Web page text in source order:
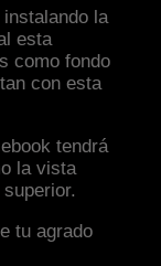
la
esta
como fondo
con esta
tendrá
la vista
tu agrado